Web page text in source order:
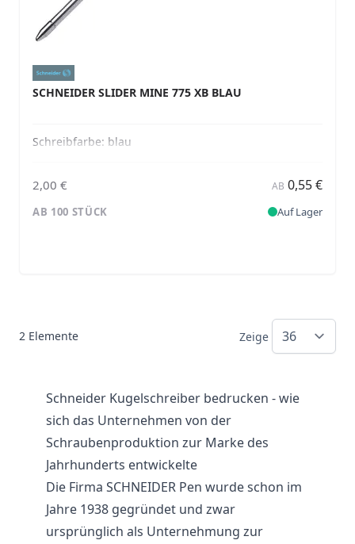
SCHNEIDER SLIDER MINE 775 XB BLAU
Schreibfarbe: blau
2,00 € AB 0,55 €
AB 100 STÜCK Auf Lager
2 Elemente Zeige
Schneider Kugelschreiber bedrucken - wie
sich das Unternehmen von der
Schraubenproduktion zur Marke des
Jahrhunderts entwickelte
Die Firma SCHNEIDER Pen wurde schon im
Jahre 1938 gegründet und zwar
ursprünglich als Unternehmung zur